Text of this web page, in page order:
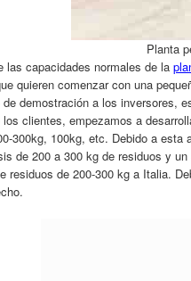
Planta
las capacidades normales de la
quieren comenzar con una
demostración a los inversores,
clientes, empezamos a
300kg, 100kg, etc. Debido a
de 200 a 300 kg de residuos y
residuos de 200-300 kg a Italia.